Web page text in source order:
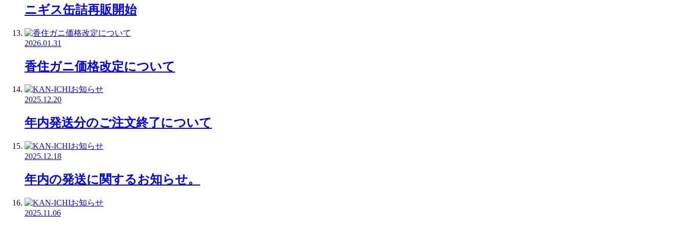
ニギス缶詰再販開始
2026.01.31
香住ガニ価格改定について
2025.12.20
年内発送分のご注文終了について
2025.12.18
年内の発送に関するお知らせ。
2025.11.06